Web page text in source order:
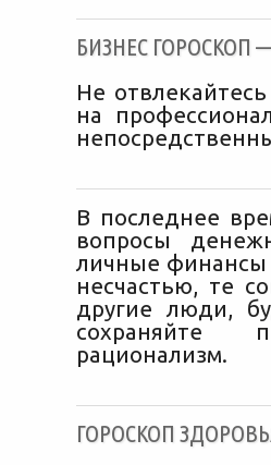
БИЗНЕС ГОРОСКОП —
Не
на
В последнее
вопросы
личные финансы
несчастью, те
другие люди,
сохраняйте
рационализм.
ГОРОСКОП